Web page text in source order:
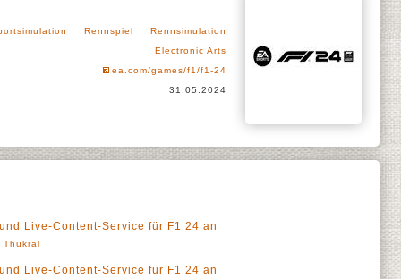
Rennspiel
Rennsimulation
Electronic Arts
ea.com/games/f1/f1-24
31.05.2024
Live-Content-Service für F1 24 an
Thukral
Live-Content-Service für F1 24 an